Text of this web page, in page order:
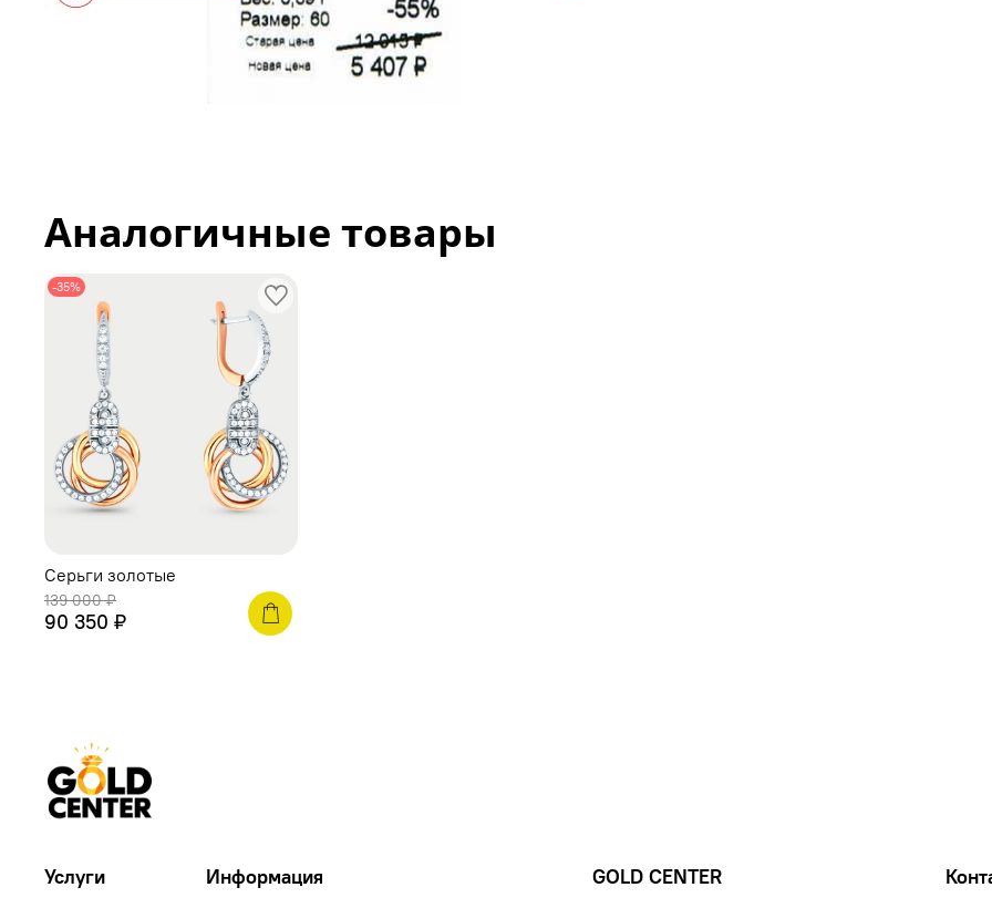
Аналогичные товары
-35%
Серьги золотые
139 000 ₽
90 350 ₽
Услуги Информация GOLD CENTER